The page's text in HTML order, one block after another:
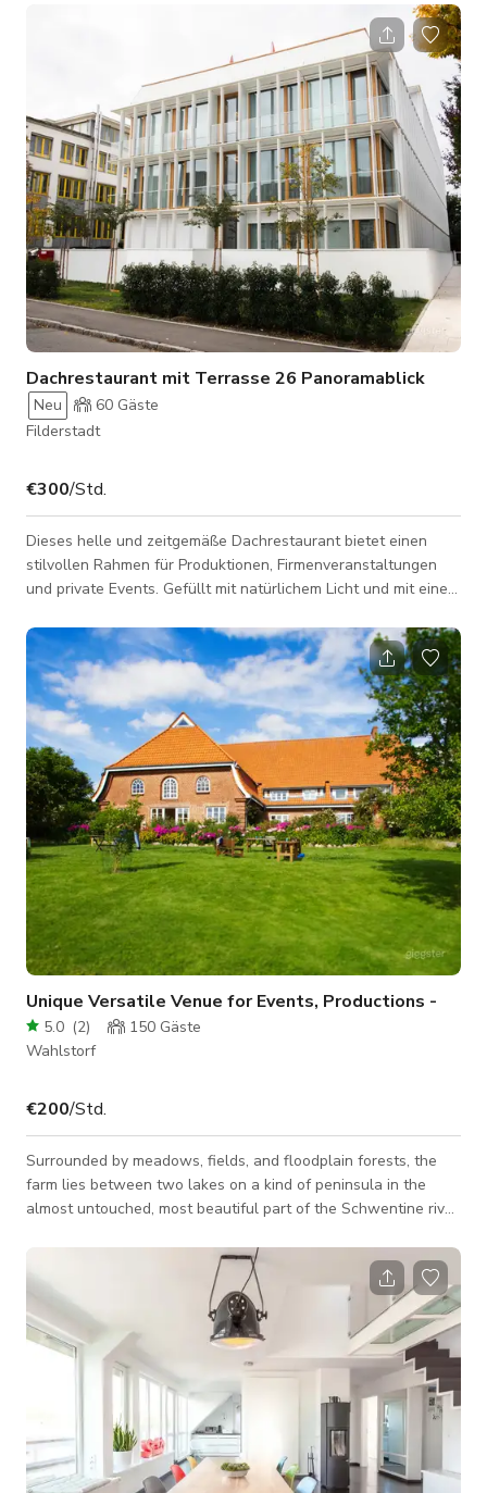
Dachrestaurant mit Terrasse 26 Panoramablick
Neu 60 Gäste
Filderstadt
€300/Std.
Dieses helle und zeitgemäße Dachrestaurant bietet einen
stilvollen Rahmen für Produktionen, Firmenveranstaltungen
und private Events. Gefüllt mit natürlichem Licht und mit einer
Veranstaltungsort einen weiten Blick auf die umliegende
Landschaft, einschließlich der Schwäbischen Alb. Das
Interieur kombiniert klares, modernes Design mit einer warmen
und einladenden Atmosphäre, was es ideal macht für alles
von eleganten Abendessen und N
Unique Versatile Venue for Events, Productions -
5.0 (2) 150 Gäste
Wahlstorf
€200/Std.
Surrounded by meadows, fields, and floodplain forests, the
farm lies between two lakes on a kind of peninsula in the
almost untouched, most beautiful part of the Schwentine river
traditional architecture, the property blends into the varied
end moraine hilly landscape of Holstein. Here, the sea eagle
has its nest and the kingfisher breeds undisturbed on the
shores. Peace and seclusion invite relaxation and rest and
inspire intensive